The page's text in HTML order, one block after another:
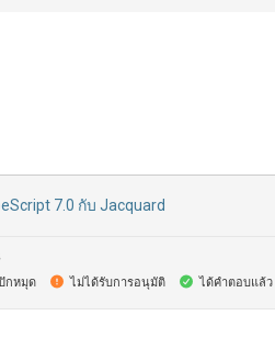
7.0 กับ Jacquard
กหมุด ไม่ได้รับการอนุมัติ ได้คำตอบแล้ว